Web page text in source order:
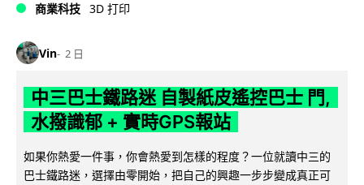
商業科技 3D 打印
Vin 2 日
中三巴士鐵路迷 自製紙皮遙控巴士 門,
水撥識郁 + 實時GPS報站
如果你熱愛一件事，你會熱愛到怎樣的程度？一位就讀中三的
巴士鐵路迷，選擇由零開始，把自己的興趣一步步變成真正可